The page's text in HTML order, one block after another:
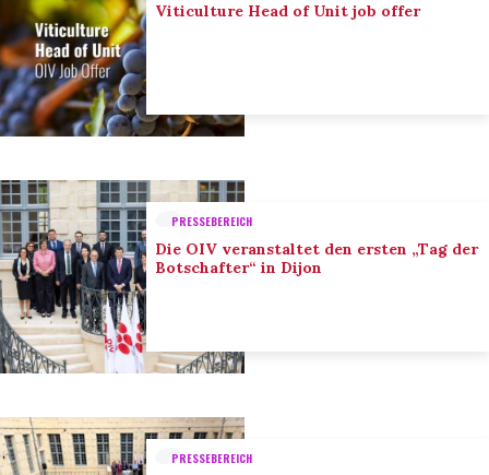
Viticulture Head of Unit job offer
PRESSEBEREICH
Die OIV veranstaltet den ersten „Tag der
Botschafter“ in Dijon
PRESSEBEREICH